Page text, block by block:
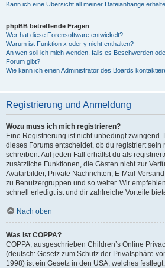
Kann ich eine Übersicht all meiner Dateianhänge
phpBB betreffende Fragen
Wer hat diese Forensoftware entwickelt?
Warum ist Funktion x oder y nicht enthalten?
An wen soll ich mich wenden, falls es Beschwerden
Forum gibt?
Wie kann ich einen Administrator des Boards
Registrierung und Anmeldung
Wozu muss ich mich registrieren?
Eine Registrierung ist nicht unbedingt zwingend.
dieses Forums entscheidet, ob du registriert sein
schreiben. Auf jeden Fall erhältst du als
zusätzliche Funktionen, die Gästen nicht zur
Avatarbilder, Private Nachrichten, E-Mail-
zu Benutzergruppen und so weiter. Wir
schnell erledigt ist und dir zahlreiche Vorteile
Nach oben
Was ist COPPA?
COPPA, ausgeschrieben Children’s Online
(deutsch: Gesetz zum Schutz der Privatsphäre
1998) ist ein Gesetz in den USA, welches